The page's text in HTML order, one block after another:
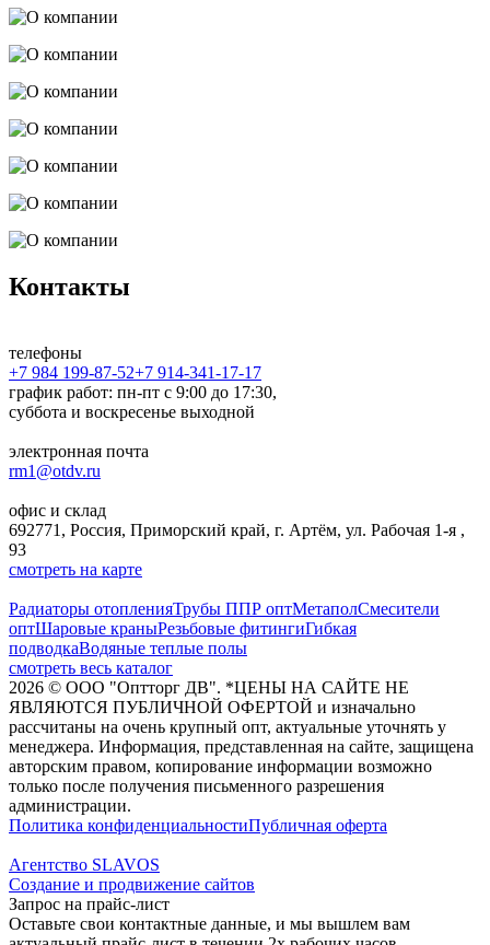
Контакты
телефоны
+7 984 199-87-52+7 914-341-17-17
график работ: пн-пт с 9:00 до 17:30,
суббота и воскресенье выходной
электронная почта
rm1@otdv.ru
офис и склад
692771, Россия, Приморский край, г. Артём, ул. Рабочая 1-я ,
93
смотреть на карте
Радиаторы отопленияТрубы ППР оптМетаполСмесители
оптШаровые краныРезьбовые фитингиГибкая
подводкаВодяные теплые полы
смотреть весь каталог
2026 © ООО "Оптторг ДВ". *ЦЕНЫ НА САЙТЕ НЕ
ЯВЛЯЮТСЯ ПУБЛИЧНОЙ ОФЕРТОЙ и изначально
рассчитаны на очень крупный опт, актуальные уточнять у
менеджера. Информация, представленная на сайте, защищена
авторским правом, копирование информации возможно
только после получения письменного разрешения
администрации.
Политика конфиденциальностиПубличная оферта
Агентство SLAVOS
Создание и продвижение сайтов
Запрос на прайс-лист
Оставьте свои контактные данные, и мы вышлем вам